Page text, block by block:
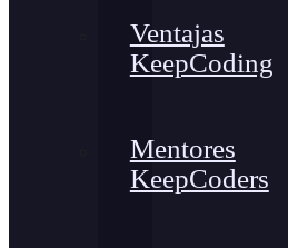
Ventajas
KeepCoding
Mentores
KeepCoders